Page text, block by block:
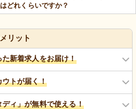
どれくらいですか？
リット
新着求人をお届け！
ウトが届く！
ィ」が無料で使える！